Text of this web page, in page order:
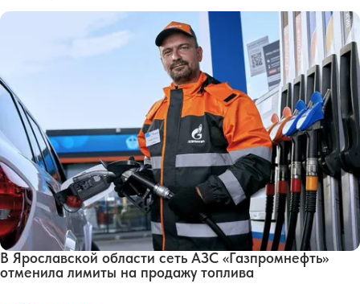
В Ярославской области сеть АЗС «Газпромнефть»
отменила лимиты на продажу топлива